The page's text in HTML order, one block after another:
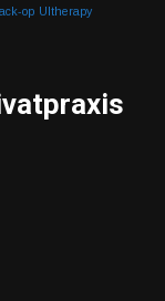
op Ultherapy